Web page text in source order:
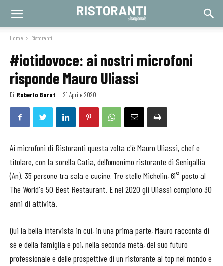
Home Ristoranti
#iotidovoce: ai nostri microfoni
risponde Mauro Uliassi
Di Roberto Barat - 21 Aprile 2020
Ai microfoni di Ristoranti questa volta c'è Mauro Uliassi, chef e
titolare, con la sorella Catia, dell’omonimo ristorante di Senigallia
(An). 35 persone tra sala e cucine, Tre stelle Michelin, 61° posto al
The World's 50 Best Restaurant. E nel 2020 gli Uliassi compiono 30
anni di attività.
Qui la bella intervista in cui, in una prima parte, Mauro racconta di
sé e della famiglia e poi, nella seconda metà, del suo futuro
professionale e delle prospettive di un ristorante al top nel mondo e